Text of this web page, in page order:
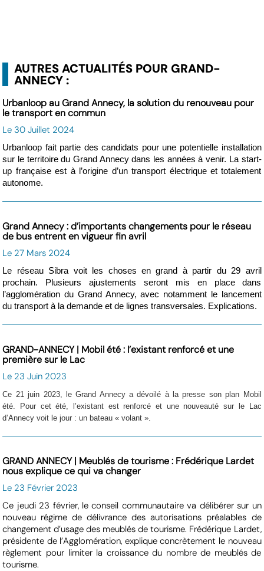
AUTRES ACTUALITÉS POUR GRAND-
ANNECY :
Urbanloop au Grand Annecy, la solution du renouveau pour
le transport en commun
Le 30 Juillet 2024
Urbanloop fait partie des candidats pour une potentielle installation
sur le territoire du Grand Annecy dans les années à venir. La start-
up française est à l’origine d’un transport électrique et totalement
autonome.
Grand Annecy : d’importants changements pour le réseau
de bus entrent en vigueur fin avril
Le 27 Mars 2024
Le réseau Sibra voit les choses en grand à partir du 29 avril
prochain. Plusieurs ajustements seront mis en place dans
l’agglomération du Grand Annecy, avec notamment le lancement
du transport à la demande et de lignes transversales. Explications.
GRAND-ANNECY | Mobil été : l’existant renforcé et une
première sur le Lac
Le 23 Juin 2023
Ce 21 juin 2023, le Grand Annecy a dévoilé à la presse son plan Mobil
été.
Pour cet été, l’existant est renforcé et une nouveauté sur le Lac
d’Annecy voit le jour : un bateau « volant ».
GRAND ANNECY | Meublés de tourisme : Frédérique Lardet
nous explique ce qui va changer
Le 23 Février 2023
Ce jeudi 23 février, le conseil communautaire va délibérer sur un
nouveau régime de délivrance des autorisations préalables de
changement d’usage des meublés de tourisme. Frédérique Lardet,
présidente de l’Agglomération, explique concrètement le nouveau
règlement pour limiter la croissance du nombre de meublés de
tourisme.